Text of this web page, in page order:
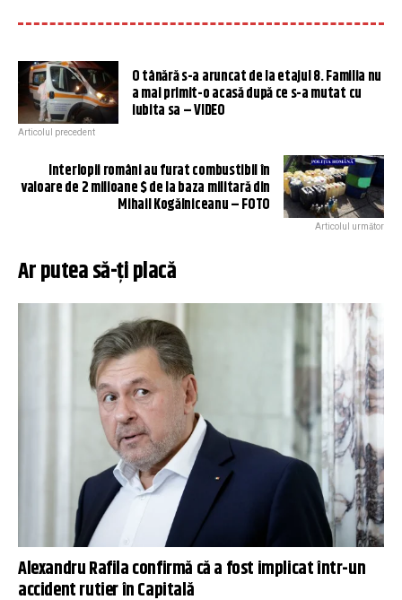
O tânără s-a aruncat de la etajul 8. Familia nu
a mai primit-o acasă după ce s-a mutat cu
iubita sa – VIDEO
Articolul precedent
Interlopii români au furat combustibil în
valoare de 2 milioane $ de la baza militară din
Mihail Kogălniceanu – FOTO
Articolul următor
Ar putea să-ți placă
Alexandru Rafila confirmă că a fost implicat într-un
accident rutier în Capitală